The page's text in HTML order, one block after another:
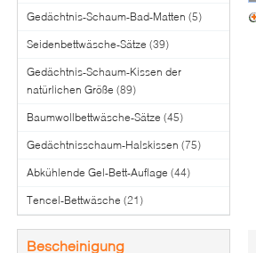
Gedächtnis-Schaum-Bad-Matten (5)
Seidenbettwäsche-Sätze (39)
Gedächtnis-Schaum-Kissen der
natürlichen Größe (89)
Baumwollbettwäsche-Sätze (45)
Gedächtnisschaum-Halskissen (75)
Abkühlende Gel-Bett-Auflage (44)
Tencel-Bettwäsche (21)
Bescheinigung